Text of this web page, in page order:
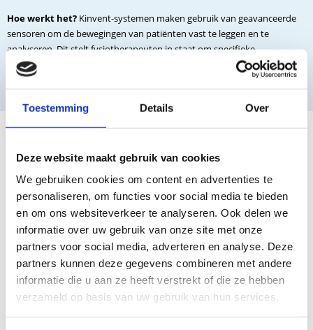
Toestemming Details Over
Deze website maakt gebruik van cookies
We gebruiken cookies om content en advertenties te
personaliseren, om functies voor social media te bieden
en om ons websiteverkeer te analyseren. Ook delen we
informatie over uw gebruik van onze site met onze
partners voor social media, adverteren en analyse. Deze
partners kunnen deze gegevens combineren met andere
informatie die u aan ze heeft verstrekt of die ze hebben
verzameld op basis van uw gebruik van hun services.
Hoe werkt het? Kinvent-systemen maken gebruik van geavanceerde
sensoren om de bewegingen van patiënten vast te leggen en te
analyseren. Dit stelt fysiotherapeuten in staat om specifieke
trainingsprogramma's te ontwikkelen die zijn afgestemd op de
individuele behoeften van de patiënt.
Ademhalingstherapie met de
Longtraining Box
De Longtraining Box is een innovatief hulpmiddel dat de
ademhalingstherapie naar een hoger niveau tilt. Deze technologie is met
name waardevol voor patiënten met ademhalingsproblemen, zoals
astma of COPD. Maar ook sporters behalen voordeel met
ademspierkrachttraining. Daarnaast verbeterd ook het algemene
welzijn, kortom ademhalingstraining is voor iedereen.
Hoe werkt het?De Longtraining Box maakt gebruik van geavanceerde
ademspierkracht trainingen en visuele feedback om de longfunctie te
verbeteren. Het is draagbaar en kan thuis worden gebruikt, wat de
naleving van de therapie verbetert.